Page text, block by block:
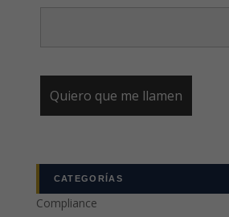
CATEGORÍAS
Compliance